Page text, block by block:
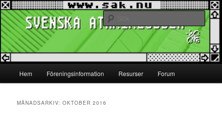
Hoppa
till
primärt
innehåll
Hoppa
till
sekundärt
innehållSvenska Atariklubben
www.sak.nu
Sök
Hem Föreningsinformation Resurser Forum
MÅNADSARKIV:OKTOBER 2016